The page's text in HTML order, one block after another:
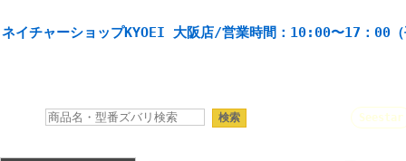
ネイチャーショップKYOEI 大阪店/営業時間：10:00〜17：00（
Seestar